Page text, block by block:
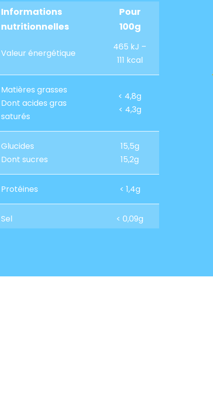
Informations
nutritionnelles
Pour
100g
Valeur énergétique
465 kJ –
111 kcal
Matières grasses
Dont acides gras
saturés
< 4,8g
< 4,3g
Glucides
Dont sucres
15,5g
15,2g
Protéines < 1,4g
Sel < 0,09g